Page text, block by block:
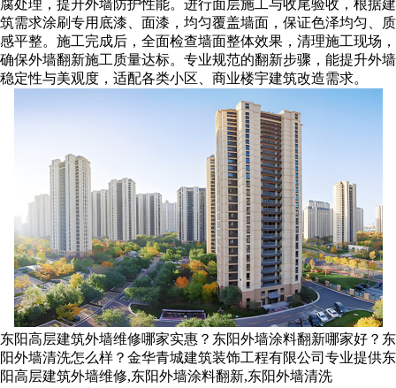
腐处理，提升外墙防护性能。进行面层施工与收尾验收，根据建
筑需求涂刷专用底漆、面漆，均匀覆盖墙面，保证色泽均匀、质
感平整。施工完成后，全面检查墙面整体效果，清理施工现场，
确保外墙翻新施工质量达标。专业规范的翻新步骤，能提升外墙
稳定性与美观度，适配各类小区、商业楼宇建筑改造需求。
东阳高层建筑外墙维修哪家实惠？东阳外墙涂料翻新哪家好？东
阳外墙清洗怎么样？金华青城建筑装饰工程有限公司专业提供东
阳高层建筑外墙维修,东阳外墙涂料翻新,东阳外墙清洗